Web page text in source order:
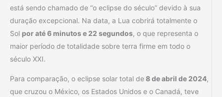
está sendo chamado de “o eclipse do século” devido à sua
duração excepcional. Na data, a Lua cobrirá totalmente o
Sol por até 6 minutos e 22 segundos, o que representa o
maior período de totalidade sobre terra firme em todo o
século XXI.
Para comparação, o eclipse solar total de8 de abril de 2024,
que cruzou o México, os Estados Unidos e o Canadá, teve